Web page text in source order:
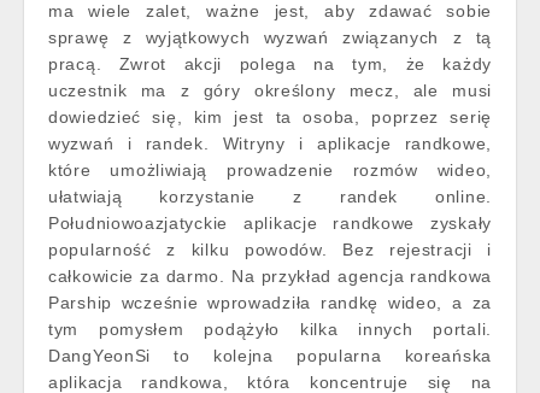
ma wiele zalet, ważne jest, aby zdawać sobie
sprawę z wyjątkowych wyzwań związanych z tą
pracą. Zwrot akcji polega na tym, że każdy
uczestnik ma z góry określony mecz, ale musi
dowiedzieć się, kim jest ta osoba, poprzez serię
wyzwań i randek. Witryny i aplikacje randkowe,
które umożliwiają prowadzenie rozmów wideo,
ułatwiają korzystanie z randek online.
Południowoazjatyckie aplikacje randkowe zyskały
popularność z kilku powodów. Bez rejestracji i
całkowicie za darmo. Na przykład agencja randkowa
Parship wcześnie wprowadziła randkę wideo, a za
tym pomysłem podążyło kilka innych portali.
DangYeonSi to kolejna popularna koreańska
aplikacja randkowa, która koncentruje się na